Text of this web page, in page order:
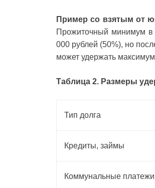
Пример со взятым от
Прожиточный минимум
000 рублей (50%), но
может удержать
Таблица 2. Размеры
Тип долга
Кредиты, займы
Коммунальные платежи